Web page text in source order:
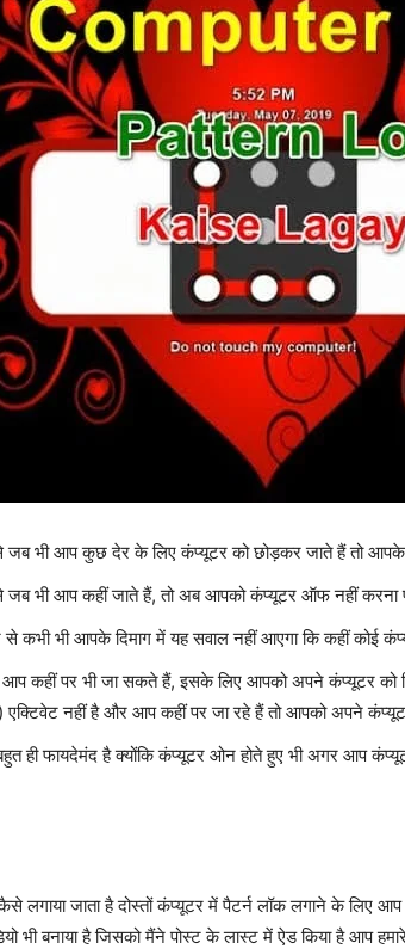
भी आप कुछ देर के लिए कंप्यूटर को छोड़कर जाते हैं तो आपके
भी आप कहीं जाते हैं, तो अब आपको कंप्यूटर ऑफ नहीं करना
भी आपके दिमाग में यह सवाल नहीं आएगा कि कहीं कोई
कहीं पर भी जा सकते हैं, इसके लिए आपको अपने कंप्यूटर को
नहीं है और आप कहीं पर जा रहे हैं तो आपको अपने
ही फायदेमंद है क्योंकि कंप्यूटर ओन होते हुए भी अगर आप
जाता है दोस्तों कंप्यूटर में पैटर्न लॉक लगाने के लिए
भी बनाया है जिसको मैंने पोस्ट के लास्ट में ऐड किया है आप